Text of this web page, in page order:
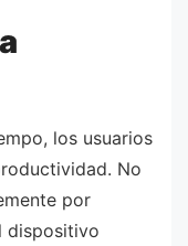
los usuarios
No
por
dispositivo